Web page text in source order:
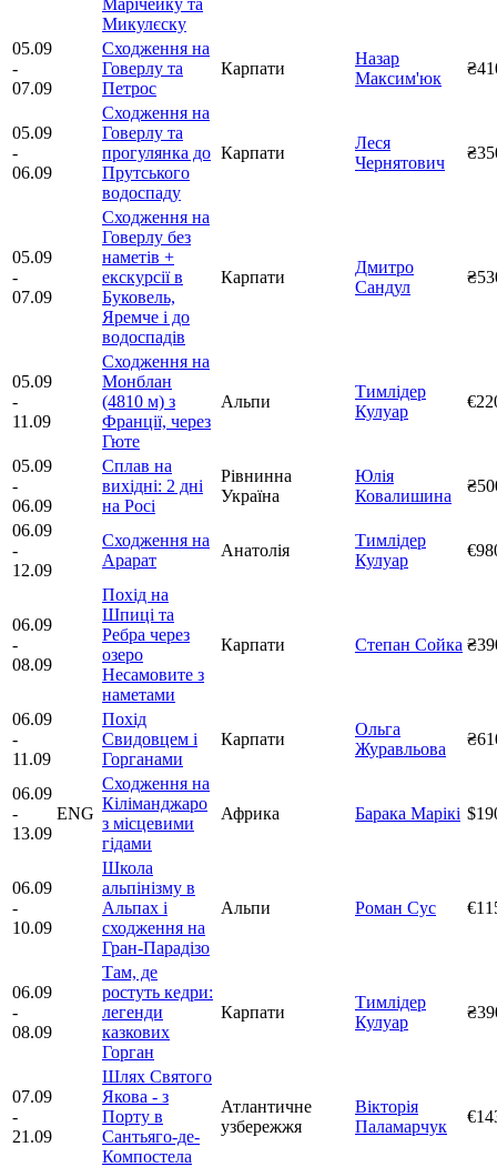
Микулєску
05.09
-
07.09
Сходження на
Говерлу та
Петрос
Карпати
Назар
Максим'юк
05.09
-
06.09
Сходження на
Говерлу та
прогулянка до
Прутського
водоспаду
Карпати
Леся
Чернятович
05.09
-
07.09
Сходження на
Говерлу без
наметів +
екскурсії в
Буковель,
Яремче і до
водоспадів
Карпати
Дмитро
Сандул
05.09
-
11.09
Сходження на
Монблан
(4810 м) з
Франції, через
Гюте
Альпи
Тимлідер
Кулуар
05.09
-
06.09
Сплав на
вихідні: 2 дні
на Росі
Рівнинна
Україна
Юлія
Ковалишина
06.09
-
12.09
Сходження на
Арарат
Анатолія
Тимлідер
Кулуар
06.09
-
08.09
Похід на
Шпиці та
Ребра через
озеро
Несамовите з
наметами
Карпати Степан Сойка
06.09
-
11.09
Похід
Свидовцем і
Горганами
Карпати
Ольга
Журавльова
06.09
-
13.09
ENG
Сходження на
Кіліманджаро
з місцевими
гідами
Африка Барака Марікі
06.09
-
10.09
Школа
альпінізму в
Альпах і
сходження на
Гран-Парадізо
Альпи Роман Сус
06.09
-
08.09
Там, де
ростуть кедри:
легенди
казкових
Горган
Карпати
Тимлідер
Кулуар
07.09
-
21.09
Шлях Святого
Якова - з
Порту в
Сантьяго-де-
Компостела
Атлантичне
узбережжя
Вікторія
Паламарчук